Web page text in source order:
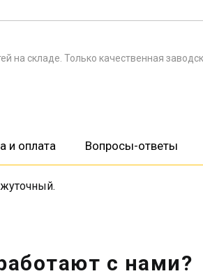
на складе. Только качественная
и оплата Вопросы-ответы
с нами?